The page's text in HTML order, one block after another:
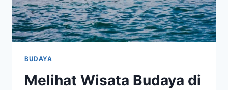
BUDAYA
Melihat Wisata Budaya di